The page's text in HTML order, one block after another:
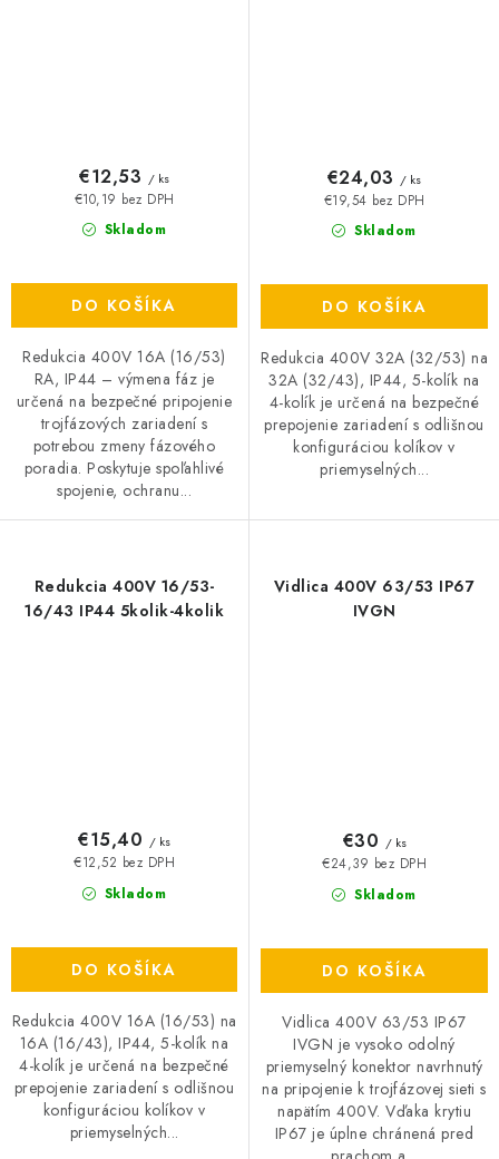
Skladom
€10,19 bez DPH
€12,53 / ks
DO KOŠÍKA
Redukcia 400V 16A (16/53)
RA, IP44 – výmena fáz je
určená na bezpečné pripojenie
trojfázových zariadení s
potrebou zmeny fázového
poradia. Poskytuje spoľahlivé
spojenie, ochranu...
Skladom
€19,54 bez DPH
€24,03 / ks
DO KOŠÍKA
Redukcia 400V 32A (32/53) na
32A (32/43), IP44, 5-kolík na
4-kolík je určená na bezpečné
prepojenie zariadení s odlišnou
konfiguráciou kolíkov v
priemyselných...
Redukcia 400V 16/53-
16/43 IP44 5kolik-4kolik
Skladom
€12,52 bez DPH
€15,40 / ks
DO KOŠÍKA
Redukcia 400V 16A (16/53) na
16A (16/43), IP44, 5-kolík na
4-kolík je určená na bezpečné
prepojenie zariadení s odlišnou
konfiguráciou kolíkov v
priemyselných...
Vidlica 400V 63/53 IP67
IVGN
Skladom
€24,39 bez DPH
€30 / ks
DO KOŠÍKA
Vidlica 400V 63/53 IP67
IVGN je vysoko odolný
priemyselný konektor navrhnutý
na pripojenie k trojfázovej sieti s
napätím 400V. Vďaka krytiu
IP67 je úplne chránená pred